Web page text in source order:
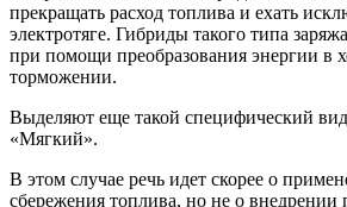
прекращать расход топлива и ехать
электротяге. Гибриды такого типа
при помощи преобразования энергии в
торможении.
Выделяют еще такой специфический
«Мягкий».
В этом случае речь идет скорее о
сбережения топлива, но не о внедрении